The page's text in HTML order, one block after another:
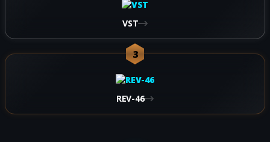
VST
3
REV-46